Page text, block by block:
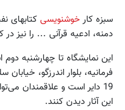
سبزه کارخوشنویسی کتابهای
دمنه، ادعیه قرآنی ... را نیز در
این نمایشگاه تا چهارشنبه
فرمانیه، بلوار اندرزگو،
این آثار دیدن کنند.